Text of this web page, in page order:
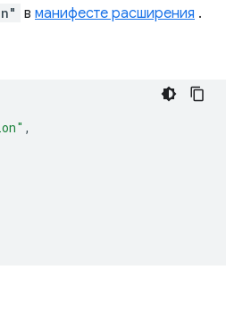
в манифесте расширения .
,